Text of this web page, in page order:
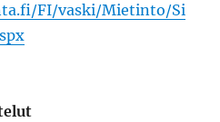
FI/vaski/Mietinto/Si